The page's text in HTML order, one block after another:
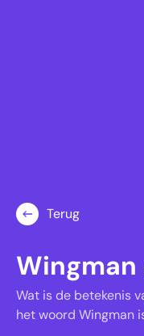
Terug
Wingman
Wat is de betekenis
het woord Wingman